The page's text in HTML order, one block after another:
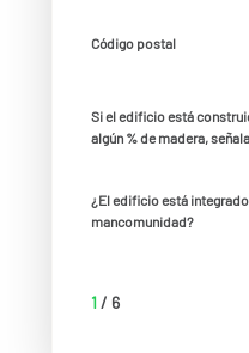
Código postal
Si el edificio está
algún % de madera,
¿El edificio está integrado
mancomunidad?
1/ 6